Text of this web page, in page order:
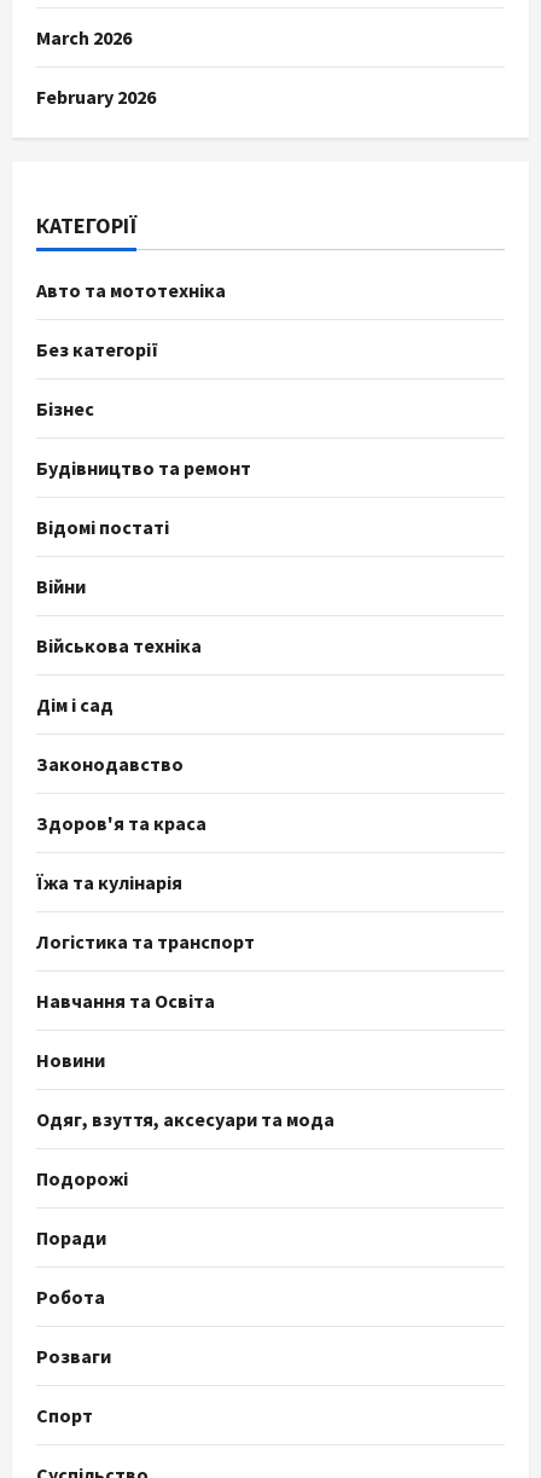
March 2026
February 2026
КАТЕГОРІЇ
Авто та мототехніка
Без категорії
Бізнес
Будівництво та ремонт
Відомі постаті
Війни
Військова техніка
Дім і сад
Законодавство
Здоров'я та краса
Їжа та кулінарія
Логістика та транспорт
Навчання та Освіта
Новини
Одяг, взуття, аксесуари та мода
Подорожі
Поради
Робота
Розваги
Спорт